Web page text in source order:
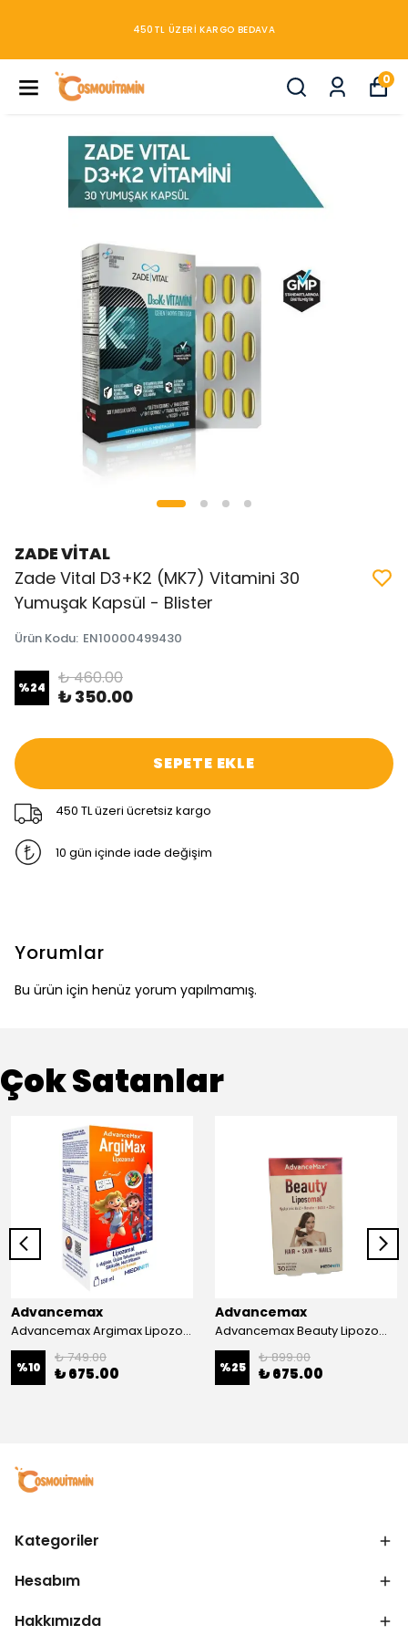
450TL ÜZERİ KARGO BEDAVA
0
ZADE VİTAL
Zade Vital D3+K2 (MK7) Vitamini 30
Yumuşak Kapsül - Blister
Ürün Kodu: EN10000499430
%24 ₺ 460.00
₺ 350.00
SEPETE EKLE
450 TL üzeri ücretsiz kargo
10 gün içinde iade değişim
Yorumlar
Bu ürün için henüz yorum yapılmamış.
Çok Satanlar
Advancemax
Advancemax Argimax Lipozomal Sıvı 150 ml 8684375607587
%10
₺ 749.00
₺ 675.00
Advancemax
Advancemax Beauty Lipozomal Hyalüronik Asit Keratin Biotin Zn 30 Kapsül 8684375607556
%25
₺ 899.00
₺ 675.00
Kategoriler
Hesabım
Hakkımızda